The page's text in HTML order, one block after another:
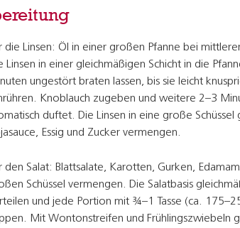
die Linsen: Öl in einer großen Pfanne bei
Linsen in einer gleichmäßigen Schicht in die
ungestört braten lassen, bis sie leicht
Knoblauch zugeben und weitere 2–3
duftet. Die Linsen in eine große Schüssel
Essig und Zucker vermengen.
den Salat: Blattsalate, Karotten, Gurken,
Schüssel vermengen. Die Salatbasis
und jede Portion mit ¾–1 Tasse (ca.
Mit Wontonstreifen und Frühlingszwiebeln